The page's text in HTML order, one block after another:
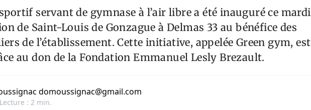
servant de gymnase à l’air libre a été inauguré ce mardi
de Saint-Louis de Gonzague à Delmas 33 au bénéfice des
de l’établissement. Cette initiative, appelée Green gym, est
au don de la Fondation Emmanuel Lesly Brezault.
domoussignac@gmail.com
Lecture : 2 min.